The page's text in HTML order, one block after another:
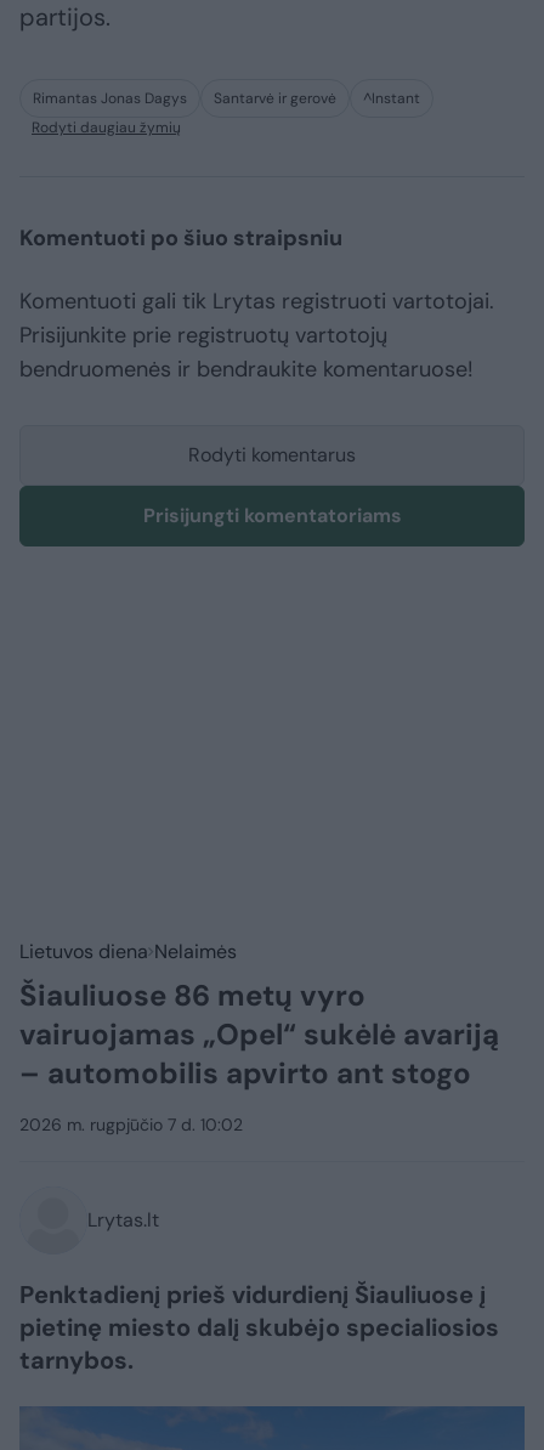
partijos.
Rimantas Jonas Dagys Santarvė ir gerovė
^Instant
Rodyti daugiau žymių
Komentuoti po šiuo straipsniu
Komentuoti gali tik Lrytas registruoti vartotojai.
Prisijunkite prie registruotų vartotojų
bendruomenės ir bendraukite komentaruose!
Rodyti komentarus
Prisijungti komentatoriams
Lietuvos diena Nelaimės
Šiauliuose 86 metų vyro
vairuojamas „Opel“ sukėlė avariją
– automobilis apvirto ant stogo
2026 m. rugpjūčio 7 d. 10:02
Lrytas.lt
Penktadienį prieš vidurdienį Šiauliuose į
pietinę miesto dalį skubėjo specialiosios
tarnybos.